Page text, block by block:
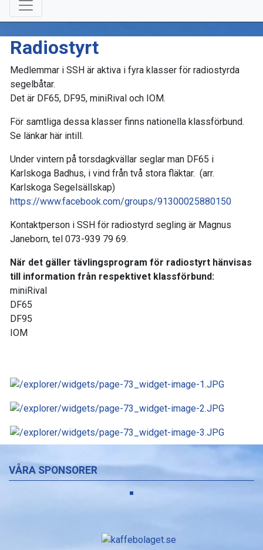
Radiostyrt
Medlemmar i SSH är aktiva i fyra klasser för radiostyrda
segelbåtar.
Det är DF65, DF95, miniRival och IOM.
För samtliga dessa klasser finns nationella klassförbund.
Se länkar här intill.
Under vintern på torsdagkvällar seglar man DF65 i
Karlskoga Badhus, i vind från två stora fläktar. (arr.
Karlskoga Segelsällskap)
https://www.facebook.com/groups/91300025880150
Kontaktperson i SSH för radiostyrd segling är Magnus
Janeborn, tel 073-939 79 69.
När det gäller tävlingsprogram för radiostyrt hänvisas
till information från respektivet klassförbund:
miniRival
DF65
DF95
IOM
VÅRA SPONSORER